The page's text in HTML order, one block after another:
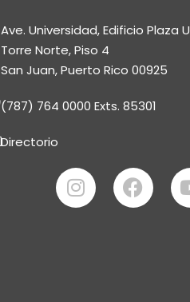
Ave. Universidad, Edificio Plaza
Torre Norte, Piso 4
San Juan, Puerto Rico 00925
(787) 764 0000 Exts. 85301
Directorio